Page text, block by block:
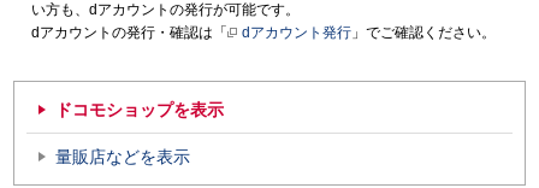
い方も、dアカウントの発行が可能です。
dアカウントの発行・確認は「
dアカウント発行 」でご確認ください。
ドコモショップを表示
量販店などを表示